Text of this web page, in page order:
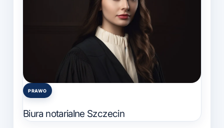
Posted
PRAWO
Biura notarialne Szczecin